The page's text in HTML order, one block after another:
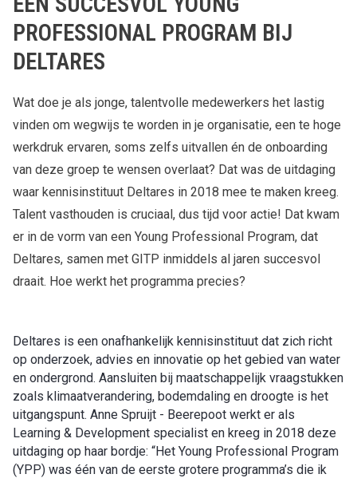
PROFESSIONAL PROGRAM BIJ
DELTARES
Wat doe je als jonge, talentvolle medewerkers het lastig
vinden om wegwijs te worden in je organisatie, een te hoge
werkdruk ervaren, soms zelfs uitvallen én de onboarding
van deze groep te wensen overlaat? Dat was de uitdaging
waar kennisinstituut Deltares in 2018 mee te maken kreeg.
Talent vasthouden is cruciaal, dus tijd voor actie! Dat kwam
er in de vorm van een Young Professional Program, dat
Deltares, samen met GITP inmiddels al jaren succesvol
draait. Hoe werkt het programma precies?
Deltares is een onafhankelijk kennisinstituut dat zich richt
op onderzoek, advies en innovatie op het gebied van water
en ondergrond. Aansluiten bij maatschappelijk vraagstukken
zoals klimaatverandering, bodemdaling en droogte is het
uitgangspunt. Anne Spruijt - Beerepoot werkt er als
Learning & Development specialist en kreeg in 2018 deze
uitdaging op haar bordje: “Het Young Professional Program
(YPP) was één van de eerste grotere programma’s die ik